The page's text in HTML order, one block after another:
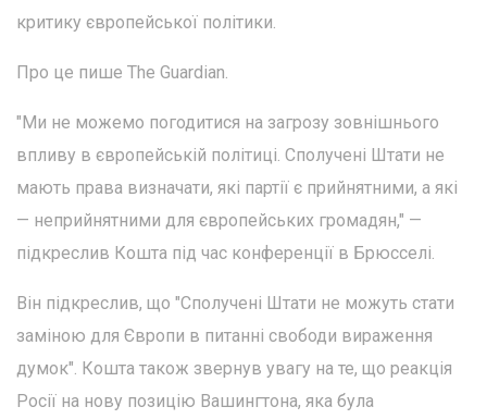
критику європейської політики.
Про це пише The Guardian.
"Ми не можемо погодитися на загрозу зовнішнього
впливу в європейській політиці. Сполучені Штати не
мають права визначати, які партії є прийнятними, а які
— неприйнятними для європейських громадян," —
підкреслив Кошта під час конференції в Брюсселі.
Він підкреслив, що "Сполучені Штати не можуть стати
заміною для Європи в питанні свободи вираження
думок". Кошта також звернув увагу на те, що реакція
Росії на нову позицію Вашингтона, яка була